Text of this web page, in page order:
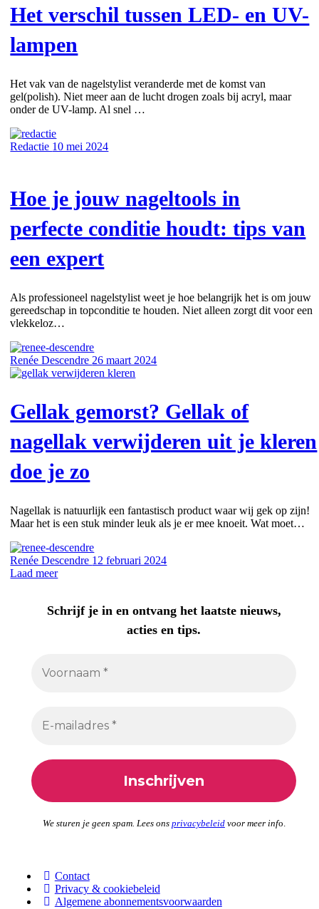
Het verschil tussen LED- en UV-
lampen
Het vak van de nagelstylist veranderde met de komst van
gel(polish). Niet meer aan de lucht drogen zoals bij acryl, maar
onder de UV-lamp. Al snel …
Redactie 10 mei 2024
Hoe je jouw nageltools in
perfecte conditie houdt: tips van
een expert
Als professioneel nagelstylist weet je hoe belangrijk het is om jouw
gereedschap in topconditie te houden. Niet alleen zorgt dit voor een
vlekkeloz…
Renée Descendre 26 maart 2024
Gellak gemorst? Gellak of
nagellak verwijderen uit je kleren
doe je zo
Nagellak is natuurlijk een fantastisch product waar wij gek op zijn!
Maar het is een stuk minder leuk als je er mee knoeit. Wat moet…
Renée Descendre 12 februari 2024
Laad meer
Schrijf je in en ontvang het laatste nieuws,
acties en tips.
We sturen je geen spam. Lees ons privacybeleidvoor meer info.
Contact
Privacy & cookiebeleid
Algemene abonnementsvoorwaarden